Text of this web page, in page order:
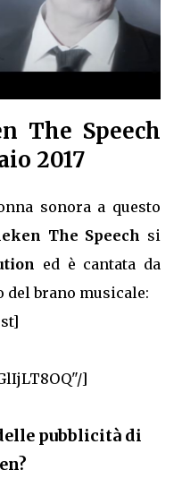
The Speech
2017
sonora a questo
The Speech si
ed è cantata da
del brano musicale:
]
pubblicità di